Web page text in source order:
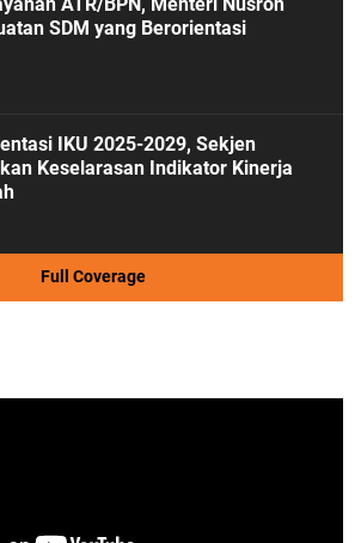
SDM yang Berorientasi
IKU 2025-2029, Sekjen
Keselarasan Indikator Kinerja
Full Coverage